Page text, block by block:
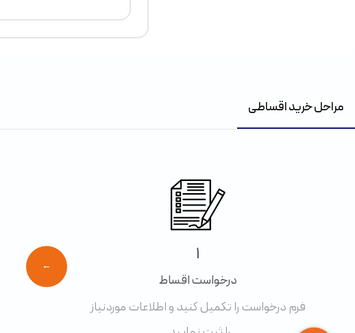
مراحل خرید اقساطی
1
درخواست اقساط
فرم درخواست را تکمیل کنید و اطلاعات موردنیاز
←